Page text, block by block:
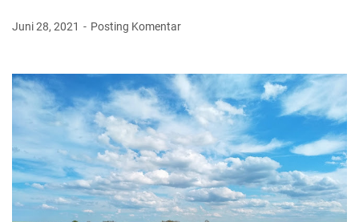
Juni 28, 2021 Posting Komentar